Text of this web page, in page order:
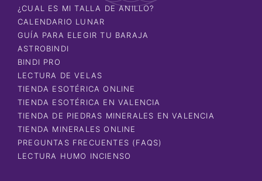
¿CUAL ES MI TALLA DE ANILLO?
CALENDARIO LUNAR
GUÍA PARA ELEGIR TU BARAJA
ASTROBINDI
BINDI PRO
LECTURA DE VELAS
TIENDA ESOTÉRICA ONLINE
TIENDA ESOTÉRICA EN VALENCIA
TIENDA DE PIEDRAS MINERALES EN VALENCIA
TIENDA MINERALES ONLINE
PREGUNTAS FRECUENTES (FAQS)
LECTURA HUMO INCIENSO